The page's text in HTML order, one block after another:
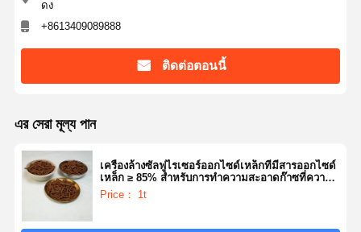
ดง
+8613409089888
ติดต่อตอนนี้
এর সেরা মূল্য পান
เครื่องล้างซัลฟูไรเซอร์ออกไซด์เหล็กที่มีสารออกไซด์
เหล็ก ≥ 85% สําหรับการทําความสะอาดก๊าซที่ความ
ดัน ≤8.0 Mpa
Price： 1t